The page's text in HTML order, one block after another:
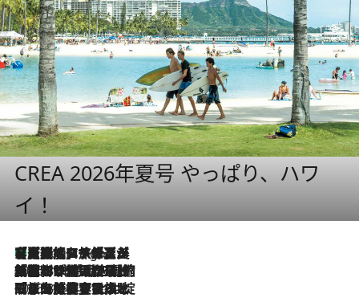
CREA 2026年夏号 やっぱり、ハワ
イ！
9 Hours Ago
【厳選旅コスメ】「多機能アイテムがメイン！」旅好き美容エディターが選んだ夏旅ベストコスメを発表【Mサイズジップ】
2026.8.6
「荷物が増えるほど旅ストレスは増す」美容ジャーナリストがたどり着いた最終結論。“化粧品を劇的に減らす”感動の凝縮美容とは
2026.8.6
「旅先には金髪ウィッグを持参」日本と同じメイクでは損してる!? 美容ジャーナリストが提案する“掟破りの旅美容”とは